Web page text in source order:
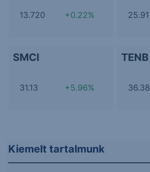
13.720 +0.22% 25.91
SMCI
31.13 +5.96%
TENB
36.38
Kiemelt tartalmunk